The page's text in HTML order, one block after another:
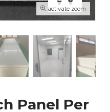
activate zoom
Panel Per